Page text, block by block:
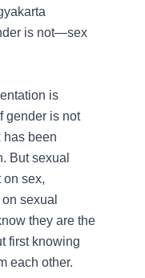
is not—sex
is
gender is not
has been
But sexual
on sex,
sexual
they are the
first knowing
each other.